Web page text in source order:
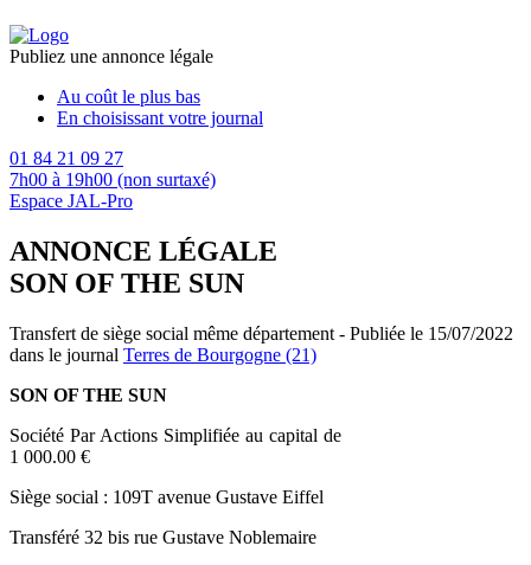
Publiez une annonce légale
Au coût le plus bas
En choisissant votre journal
01 84 21 09 27
7h00 à 19h00 (non surtaxé)
Espace JAL-Pro
ANNONCE LÉGALE
SON OF THE SUN
Transfert de siège social même département - Publiée le 15/07/2022
dans le journal Terres de Bourgogne (21)
SON OF THE SUN
Société Par Actions Simplifiée au capital de
1 000.00 €
Siège social : 109T avenue Gustave Eiffel
Transféré 32 bis rue Gustave Noblemaire